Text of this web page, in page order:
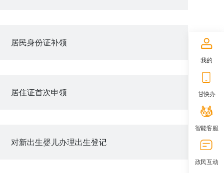
居民身份证补领
居住证首次申领
对新出生婴儿办理出生登记
我的
甘快办
智能客服
政民互动